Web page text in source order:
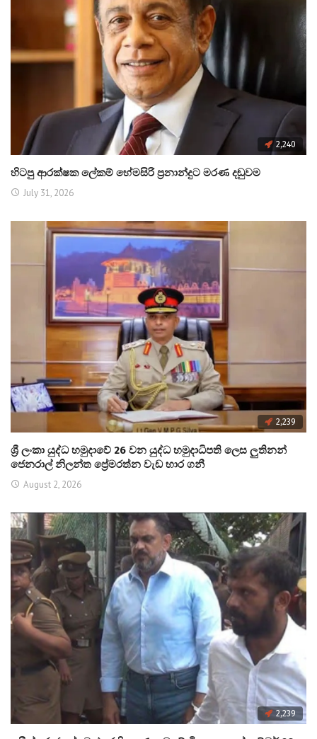
2,240
හිටපු ආරක්ෂක ලේකම් හේමසිරි ප්‍රනාන්දුට මරණ දඬුවම
July 31, 2026
2,239
ශ්‍රී ලංකා යුද්ධ හමුදාවේ 26 වන යුද්ධ හමුදාධිපති ලෙස ලුතිනන්
ජෙනරාල් නිලන්ත ප්‍රේමරත්න වැඩ භාර ගනී
August 2, 2026
2,239